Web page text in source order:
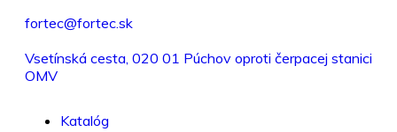
fortec@fortec.sk
Vsetínská cesta, 020 01 Púchov oproti čerpacej stanici
OMV
Katalóg